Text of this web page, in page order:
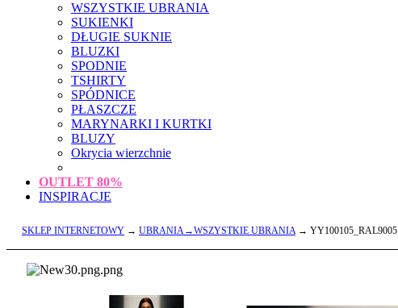
WSZYSTKIE UBRANIA
SUKIENKI
DŁUGIE SUKNIE
BLUZKI
SPODNIE
TSHIRTY
SPÓDNICE
PŁASZCZE
MARYNARKI I KURTKI
BLUZY
Okrycia wierzchnie
OUTLET 80%
INSPIRACJE
SKLEP INTERNETOWY → UBRANIA→WSZYSTKIE UBRANIA→ YY100105_RAL9005